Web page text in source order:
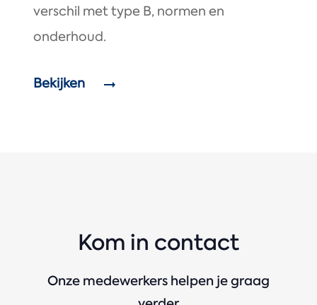
verschil met type B, normen en
onderhoud.
Bekijken
Kom in contact
Onze medewerkers helpen je graag